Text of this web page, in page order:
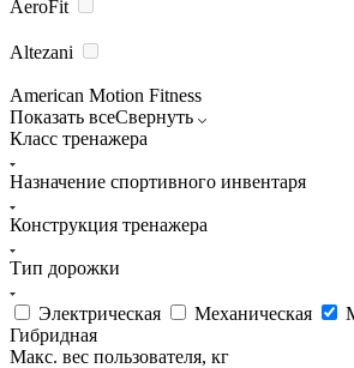
AeroFit
Altezani
American Motion Fitness
Показать всеСвернуть
Класс тренажера
Назначение спортивного инвентаря
Конструкция тренажера
Тип дорожки
Электрическая Механическая
Гибридная
Макс. вес пользователя, кг